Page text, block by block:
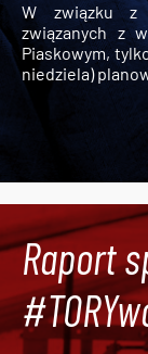
W związku z
związanych z
Piaskowym,
niedziela)
Raport